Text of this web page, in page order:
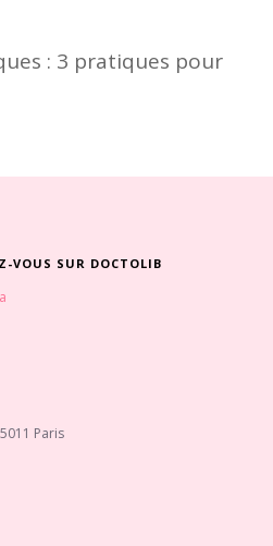
: 3 pratiques pour
VOUS SUR DOCTOLIB
Paris